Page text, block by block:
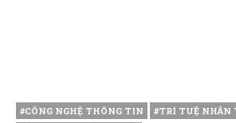
#CÔNG NGHỆ THÔNG TIN
#TRÍ TUỆ NHÂN